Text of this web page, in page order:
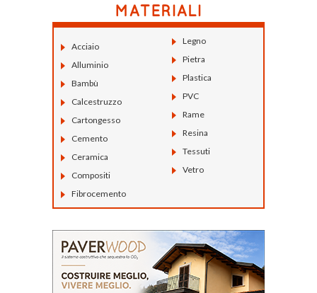
Acciaio
Alluminio
Bambù
Calcestruzzo
Cartongesso
Cemento
Ceramica
Compositi
Fibrocemento
Legno
Pietra
Plastica
PVC
Rame
Resina
Tessuti
Vetro